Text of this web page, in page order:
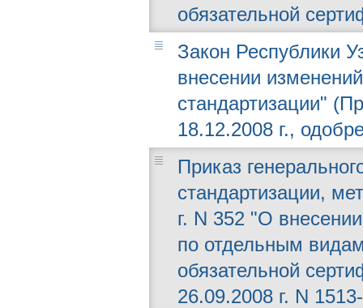
обязательной
Закон Республики
внесении
стандартизации"
18.12.2008 г.,
Приказ
стандартизации,
г. N 352 "О
по отдельным
обязательной
26.09.2008 г. N